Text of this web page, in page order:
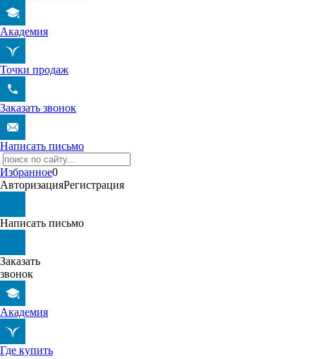
Академия
Точки продаж
Заказать звонок
Написать письмо
Избранное0
АвторизацияРегистрация
Написать письмо
Заказать
звонок
Академия
Где купить